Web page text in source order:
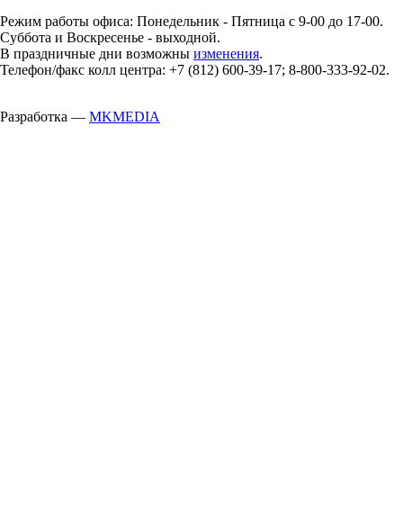
Режим работы офиса: Понедельник - Пятница с 9-00 до 17-00.
Суббота и Воскресенье - выходной.
В праздничные дни возможны изменения.
Телефон/факс колл центра: +7 (812) 600-39-17; 8-800-333-92-02.
Разработка — MKMEDIA